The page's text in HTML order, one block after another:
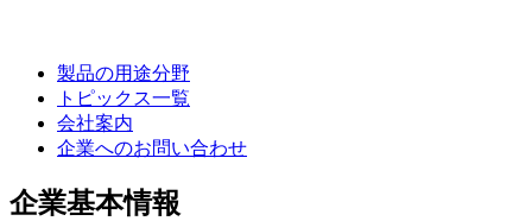
製品の用途分野
トピックス一覧
会社案内
企業へのお問い合わせ
企業基本情報